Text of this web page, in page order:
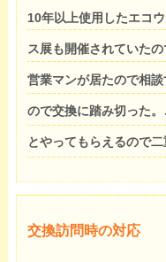
10年以上使用したエコ
ス展も開催されていた
営業マンが居たので相
ので交換に踏み切った
とやってもらえるので二
交換訪問時の対応